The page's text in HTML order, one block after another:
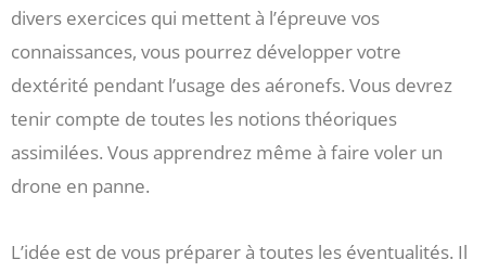
divers exercices qui mettent à l’épreuve vos
connaissances, vous pourrez développer votre
dextérité pendant l’usage des aéronefs. Vous devrez
tenir compte de toutes les notions théoriques
assimilées. Vous apprendrez même à faire voler un
drone en panne.
L’idée est de vous préparer à toutes les éventualités. Il